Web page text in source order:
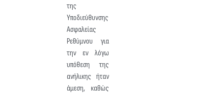
της
Υποδιεύθυνσης
Ασφαλείας
Ρεθύμνου για
την εν λόγω
υπόθεση της
ανήλικης ήταν
άμεση, καθώς